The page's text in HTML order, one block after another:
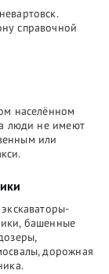
справочной
населённом
люди не имеют
или
башенные
дорожная